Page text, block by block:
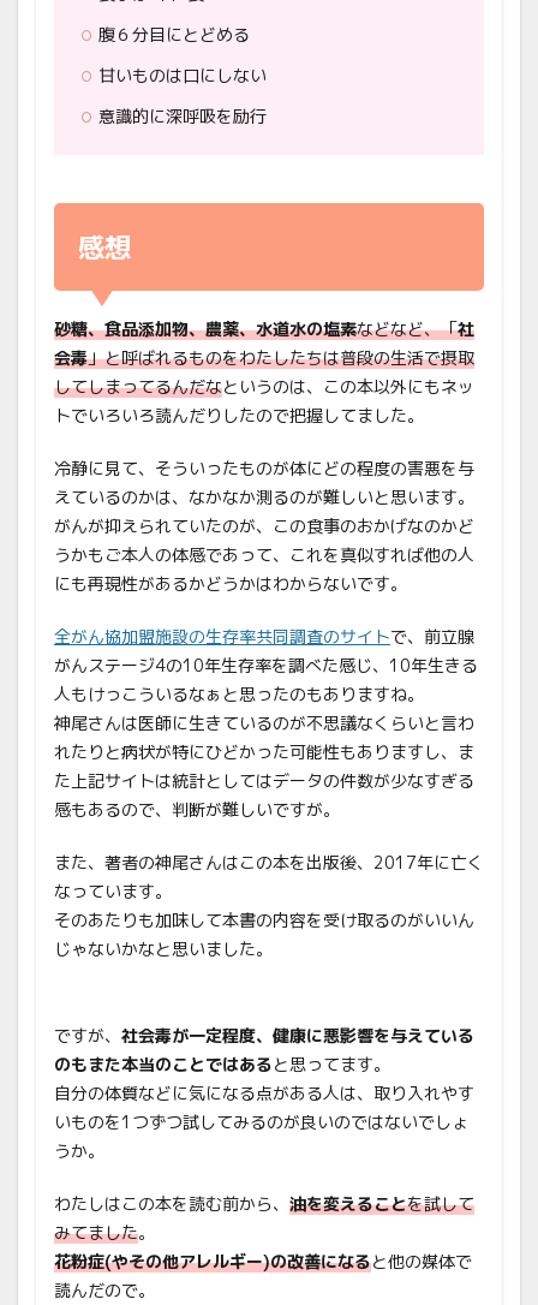
腹６分目にとどめる
甘いものは口にしない
意識的に深呼吸を励行
感想
砂糖、食品添加物、農薬、水道水の塩素などなど、「社
会毒」と呼ばれるものをわたしたちは普段の生活で摂取
してしまってるんだなというのは、この本以外にもネッ
トでいろいろ読んだりしたので把握してました。
冷静に見て、そういったものが体にどの程度の害悪を与
えているのかは、なかなか測るのが難しいと思います。
がんが抑えられていたのが、この食事のおかげなのかど
うかもご本人の体感であって、これを真似すれば他の人
にも再現性があるかどうかはわからないです。
全がん協加盟施設の生存率共同調査のサイトで、前立腺
がんステージ4の10年生存率を調べた感じ、10年生きる
人もけっこういるなぁと思ったのもありますね。
神尾さんは医師に生きているのが不思議なくらいと言わ
れたりと病状が特にひどかった可能性もありますし、ま
た上記サイトは統計としてはデータの件数が少なすぎる
感もあるので、判断が難しいですが。
また、著者の神尾さんはこの本を出版後、2017年に亡く
なっています。
そのあたりも加味して本書の内容を受け取るのがいいん
じゃないかなと思いました。
ですが、 社会毒が一定程度、健康に悪影響を与えている
のもまた本当のことではあると思ってます。
自分の体質などに気になる点がある人は、取り入れやす
いものを1つずつ試してみるのが良いのではないでしょ
うか。
わたしはこの本を読む前から、 油を変えることを試して
みてました。
花粉症(やその他アレルギー)の改善になると他の媒体で
読んだので。